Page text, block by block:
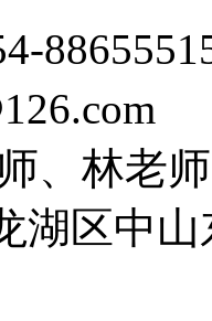
、林老师
湖区中